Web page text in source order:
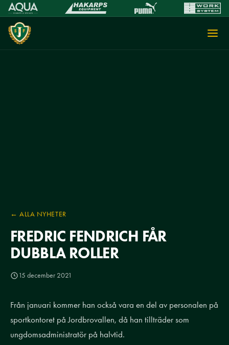
← ALLA NYHETER
FREDRIC FENDRICH FÅR
DUBBLA ROLLER
15 december 2021
Från januari kommer han också vara en del av personalen på
sportkontoret på Jordbrovallen, då han tillträder som
ungdomsadministratör på halvtid.